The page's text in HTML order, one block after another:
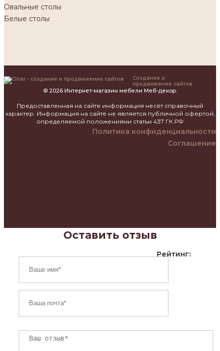
Овальные столы
Белые столы
Создание и
продвижение сайтов
© 2026 Интернет-магазин мебели Меб-декор.
Предоставленная на сайте информация несёт справочный
характер. Информация на сайте не является публичной офертой,
определяемой положениями статьи 437 ГК РФ
Политика конфиденциальности
Соглашение
Оставить отзыв
Рейтинг: